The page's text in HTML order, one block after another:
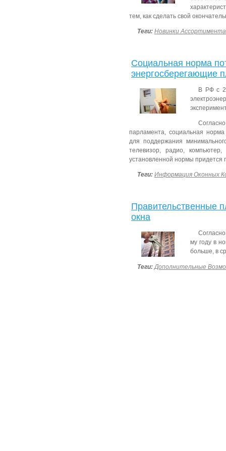
тем, как сделать свой
Теги: Новинки Ассортимента
Социальная норма
энергосберегающие
В РФ с
парламента, социальная норма
для поддержания
телевизор, радио,
установленной нормы придется
Теги: Информация Оконных
Правительственные
окна
му году в
больше, в
Теги:Дополнительные